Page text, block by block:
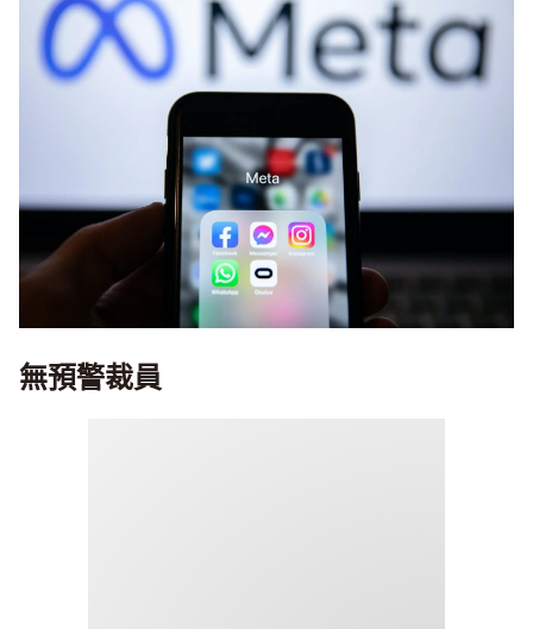
無預警裁員